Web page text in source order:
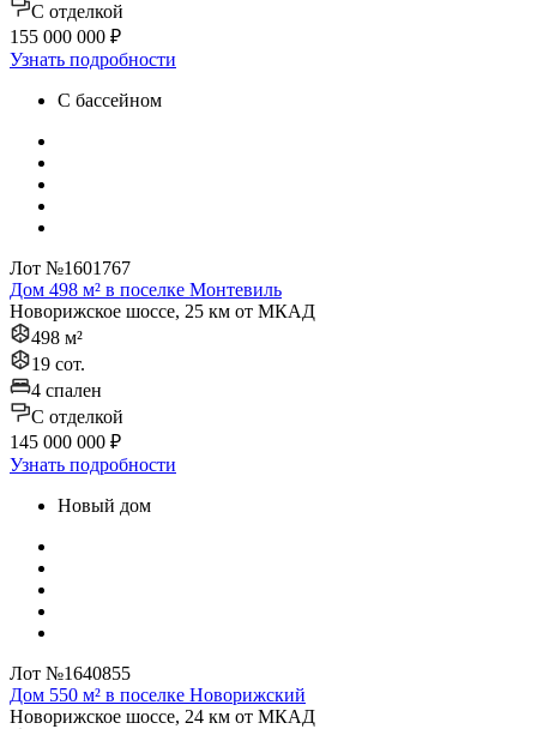
C отделкой
155 000 000 ₽
Узнать подробности
С бассейном
Лот №1601767
Дом 498 м² в поселке Монтевиль
Новорижское шоссе, 25 км от МКАД
498 м²
19 сот.
4 спален
C отделкой
145 000 000 ₽
Узнать подробности
Новый дом
Лот №1640855
Дом 550 м² в поселке Новорижский
Новорижское шоссе, 24 км от МКАД